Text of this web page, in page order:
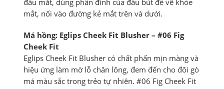
đầu mắt, dùng phần đỉnh của đầu bút để vẽ khóe
mắt, nối vào đường kẻ mắt trên và dưới.
Má hồng: Eglips Cheek Fit Blusher – #06 Fig
Cheek Fit
Eglips Cheek Fit Blusher có chất phấn mịn màng và
hiệu ứng làm mờ lỗ chân lông, đem đến cho đôi gò
má màu sắc trong trẻo tự nhiên. #06 Fig Cheek Fit